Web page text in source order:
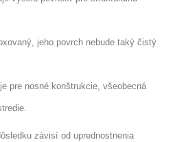
jeho povrch nebude taký čistý
pre nosné konštrukcie, všeobecná
závisí od uprednostnenia